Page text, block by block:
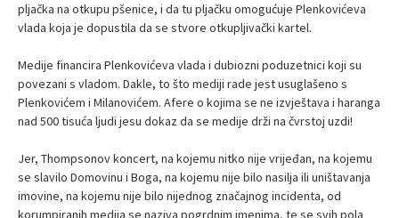
pljačka na otkupu pšenice, i da tu pljačku omogućuje Plenkovićeva
vlada koja je dopustila da se stvore otkupljivački kartel.
Medije financira Plenkovićeva vlada i dubiozni poduzetnici koji su
povezani s vladom. Dakle, to što mediji rade jest usuglašeno s
Plenkovićem i Milanovićem. Afere o kojima se ne izvještava i haranga
nad 500 tisuća ljudi jesu dokaz da se medije drži na čvrstoj uzdi!
Jer, Thompsonov koncert, na kojemu nitko nije vrijeđan, na kojemu
se slavilo Domovinu i Boga, na kojemu nije bilo nasilja ili uništavanja
imovine, na kojemu nije bilo nijednog značajnog incidenta, od
korumpiranih medija se naziva pogrdnim imenima, te se svih pola